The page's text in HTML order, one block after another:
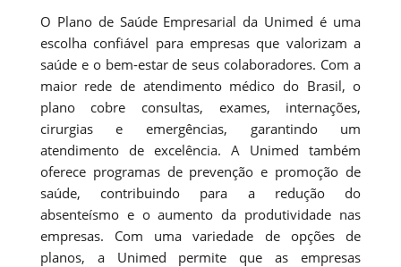
O Plano de Saúde Empresarial da Unimed é uma
escolha confiável para empresas que valorizam a
saúde e o bem-estar de seus colaboradores. Com a
maior rede de atendimento médico do Brasil, o
plano cobre consultas, exames, internações,
cirurgias e emergências, garantindo um
atendimento de excelência. A Unimed também
oferece programas de prevenção e promoção de
saúde, contribuindo para a redução do
absenteísmo e o aumento da produtividade nas
empresas. Com uma variedade de opções de
planos, a Unimed permite que as empresas